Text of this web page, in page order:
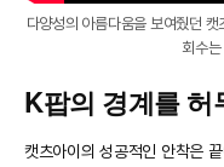
다양성의 아름다움을 보여줬던
회수
K팝의 경계를 허
캣츠아이의 성공적인 안착은